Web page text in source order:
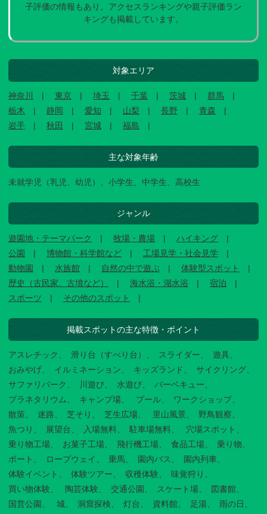
子評価の情報もあり。アクセスランキングや親子評価ラン
キングも掲載しています。
対象エリア
神奈川 東京 埼玉 千葉 茨城
群馬
栃木
静岡 愛知 山梨 長野
青森
岩手
秋田 宮城 福島
主な対象年齢
未就学児（乳児、幼児）、小学生、中学生、高校生
ジャンル
遊園地・テーマパーク 牧場・農場
ハイキング
公園
博物館・科学館など
工場見学・社会見学
動物園
水族館 自然の中で遊ぶ
体験型スポット
歴史（古民家、古墳など）
海水浴・湖水浴
宿泊
スポーツ
その他のスポット
掲載スポットの主な特徴・ポイント
アスレチック 滑り台（すべり台） スライダー
遊具
おみやげ
イルミネーション キッズランド
サイクリング
サファリパーク
川遊び 水遊び
バーベキュー
プラネタリウム
キャンプ場 プール
ワークショップ
散策
迷路 芝そり 芝生広場 里山風景
野鳥観察
魚つり
展望台 入場無料 駐車場無料
穴場スポット
乗り物工場
お菓子工場 飛行機工場 食品工場
乗り物
ボート
ロープウェイ 乗馬 園内バス
園内列車
体験イベント
体験ツアー 収穫体験
味覚狩り
買い物体験
陶芸体験 交通公園 スケート場
図書館
国営公園
城 洞窟探検 灯台 資料館 足湯 雨の日